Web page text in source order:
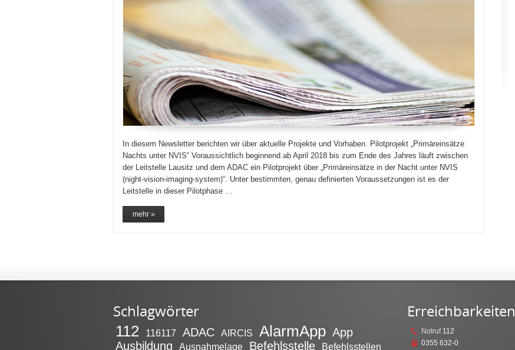
In diesem Newsletter berichten wir über aktuelle Projekte und Vorhaben. Pilotprojekt „Primäreinsätze
Nachts unter NVIS“ Voraussichtlich beginnend ab April 2018 bis zum Ende des Jahres läuft zwischen
der Leitstelle Lausitz und dem ADAC ein Pilotprojekt über „Primäreinsätze in der Nacht unter NVIS
(night-vision-imaging-system)“. Unter bestimmten, genau definierten Voraussetzungen ist es der
Leitstelle in dieser Pilotphase …
mehr »
Schlagwörter
112 116117 ADAC AIRCIS AlarmApp App
Ausbildung
Ausnahmelage Befehlsstelle Befehlsstellen
Erreichbarkeiten
Notruf 112
0355 632-0